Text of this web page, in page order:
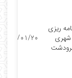
ریزی
شهری
1400/01/20